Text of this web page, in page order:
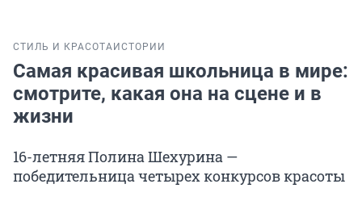
СТИЛЬ И КРАСОТА ИСТОРИИ
Самая красивая школьница в мире:
смотрите, какая она на сцене и в
жизни
16-летняя Полина Шехурина —
победительница четырех конкурсов красоты